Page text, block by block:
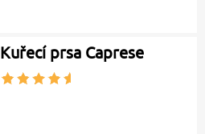
Kuřecí prsa Caprese